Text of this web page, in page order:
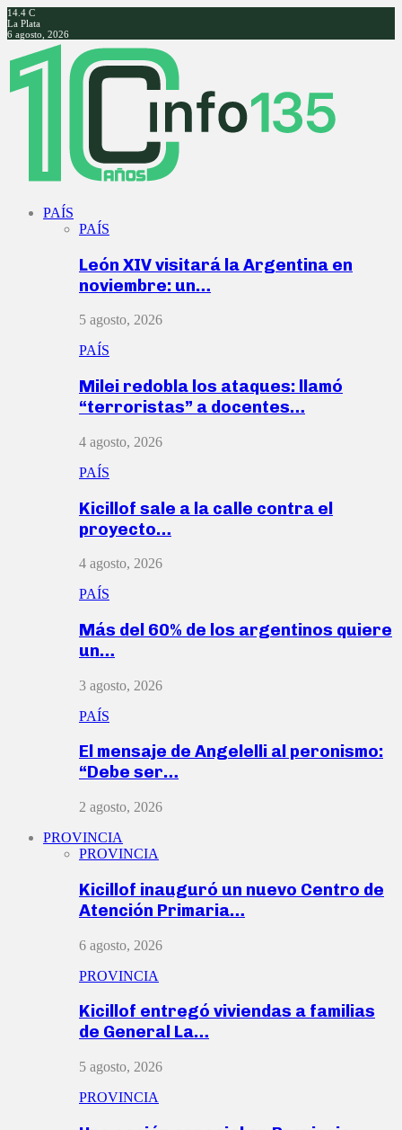
14.4 C
La Plata
6 agosto, 2026
Facebook
Twitter
Instagram
Youtube
PAÍS
PAÍS
León XIV visitará la Argentina en
noviembre: un…
5 agosto, 2026
PAÍS
Milei redobla los ataques: llamó
“terroristas” a docentes…
4 agosto, 2026
PAÍS
Kicillof sale a la calle contra el
proyecto…
4 agosto, 2026
PAÍS
Más del 60% de los argentinos quiere
un…
3 agosto, 2026
PAÍS
El mensaje de Angelelli al peronismo:
“Debe ser…
2 agosto, 2026
PROVINCIA
PROVINCIA
Kicillof inauguró un nuevo Centro de
Atención Primaria…
6 agosto, 2026
PROVINCIA
Kicillof entregó viviendas a familias
de General La…
5 agosto, 2026
PROVINCIA